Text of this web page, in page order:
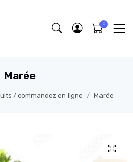
Marée
/ commandez en ligne Marée